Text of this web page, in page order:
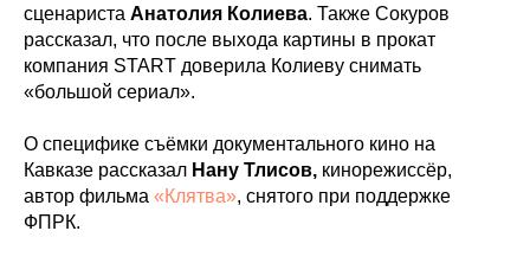
сценариста Анатолия Колиева. Также Сокуров
рассказал, что после выхода картины в прокат
компания START доверила Колиеву снимать
«большой сериал».
О специфике съёмки документального кино на
Кавказе рассказал Нану Тлисов, кинорежиссёр,
автор фильма «Клятва», снятого при поддержке
ФПРК.